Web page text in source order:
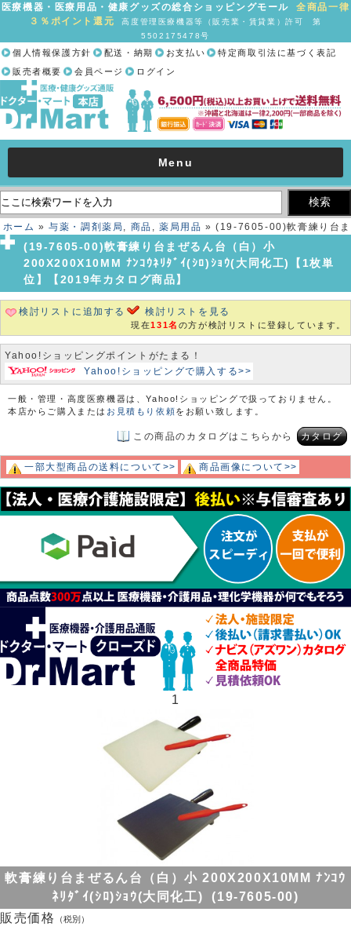
医療機器・医療用品・健康グッズの総合ショッピングモール全商品一律
３％ポイント還元
高度管理医療機器等（販売業・賃貸業）許可 第
5502175478号
個人情報保護方針 配送・納期 お支払い
特定商取引法に基づく表記
販売者概要
会員ページ ログイン
Menu
ホーム »与薬・調剤薬局 , 商品 , 薬局用品 » (19-7605-00)軟膏練り台ま
ぜるん台（白）小 200X200X10MM ﾅﾝｺｳﾈﾘﾀﾞｲ(ｼﾛ)ｼｮｳ(大同化工)【1
枚単位】【2019年カタログ商品】
(19-7605-00)軟膏練り台まぜるん台（白）小
200X200X10MM ﾅﾝｺｳﾈﾘﾀﾞｲ(ｼﾛ)ｼｮｳ(大同化工)【1枚単
位】【2019年カタログ商品】
検討リストに追加する 検討リストを見る
現在131名 の方が検討リストに登録しています。
Yahoo!ショッピングポイントがたまる！
Yahoo!ショッピングで購入する>>
一般・管理・高度医療機器は、Yahoo!ショッピングで扱っておりません。
本店からご購入または お見積もり依頼をお願い致します。
この商品のカタログはこちらから カタログ
一部大型商品の送料について>> 商品画像について>>
1
軟膏練り台まぜるん台（白）小 200X200X10MM ﾅﾝｺｳ
ﾈﾘﾀﾞｲ(ｼﾛ)ｼｮｳ(大同化工) (19-7605-00)
販売価格
（税別）